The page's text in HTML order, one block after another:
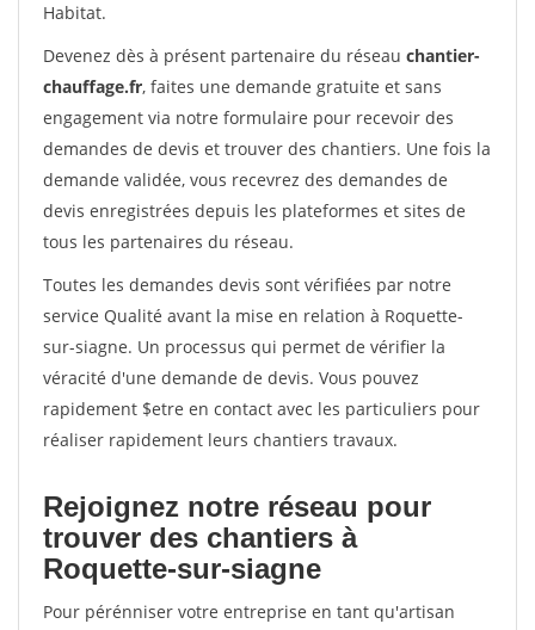
Habitat.
Devenez dès à présent partenaire du réseau chantier-
chauffage.fr, faites une demande gratuite et sans
engagement via notre formulaire pour recevoir des
demandes de devis et trouver des chantiers. Une fois la
demande validée, vous recevrez des demandes de
devis enregistrées depuis les plateformes et sites de
tous les partenaires du réseau.
Toutes les demandes devis sont vérifiées par notre
service Qualité avant la mise en relation à Roquette-
sur-siagne. Un processus qui permet de vérifier la
véracité d'une demande de devis. Vous pouvez
rapidement $etre en contact avec les particuliers pour
réaliser rapidement leurs chantiers travaux.
Rejoignez notre réseau pour
trouver des chantiers à
Roquette-sur-siagne
Pour pérénniser votre entreprise en tant qu'artisan